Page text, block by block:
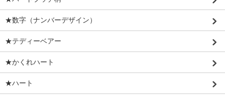
★数字（ナンバーデザイン）
★テディーベアー
★かくれハート
★ハート